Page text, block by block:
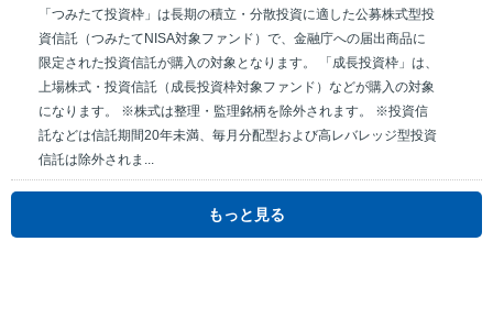
「つみたて投資枠」は長期の積立・分散投資に適した公募株式型投
資信託（つみたてNISA対象ファンド）で、金融庁への届出商品に
限定された投資信託が購入の対象となります。 「成長投資枠」は、
上場株式・投資信託（成長投資枠対象ファンド）などが購入の対象
になります。 ※株式は整理・監理銘柄を除外されます。 ※投資信
託などは信託期間20年未満、毎月分配型および高レバレッジ型投資
信託は除外されま...
もっと見る